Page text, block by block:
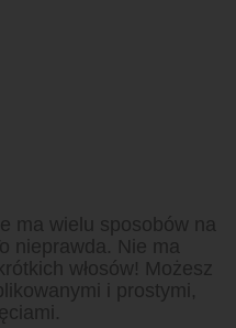
ma wielu sposobów na
nieprawda. Nie ma
włosów! Możesz
i prostymi,